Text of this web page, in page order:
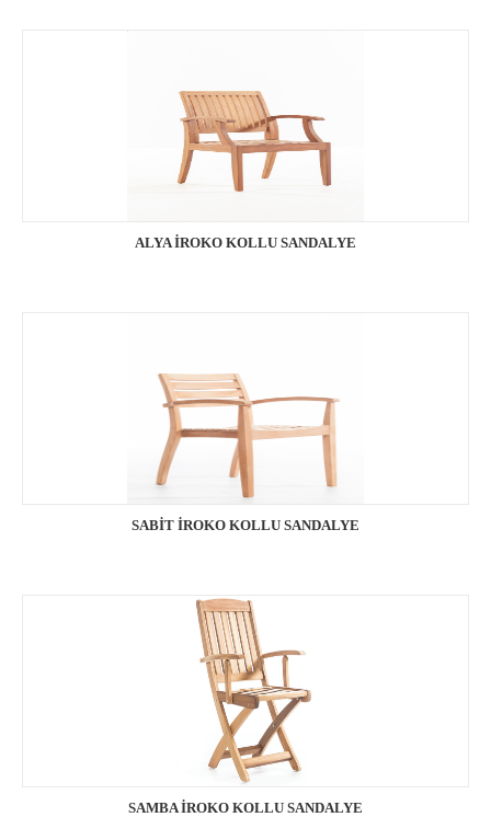
ALYA İROKO KOLLU SANDALYE
SABİT İROKO KOLLU SANDALYE
SAMBA İROKO KOLLU SANDALYE